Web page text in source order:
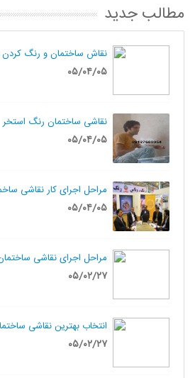
مطالب جدید
نقاش ساختمان و رنگ
۰۵/۰۴/۰۵
نقاشی ساختمان رنگ استخر
۰۵/۰۴/۰۵
مراحل اجرای کار نقاشی
۰۵/۰۴/۰۵
مراحل اجرای نقاشی
۰۵/۰۲/۲۷
انتخاب بهترین نقاشی
۰۵/۰۲/۲۷